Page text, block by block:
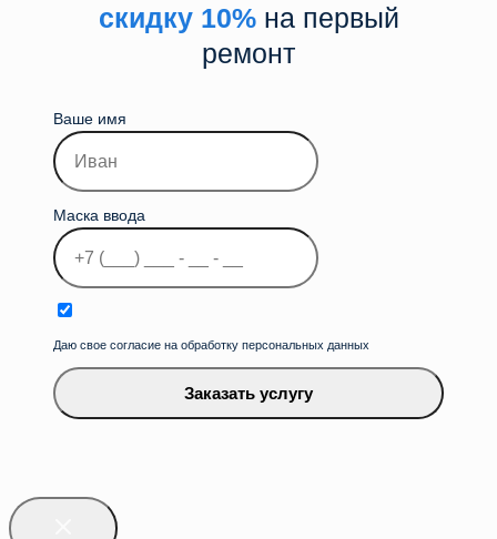
скидку 10%на первый
ремонт
Ваше имя
Маска ввода
Даю свое согласие на обработку персональных данных
Заказать услугу